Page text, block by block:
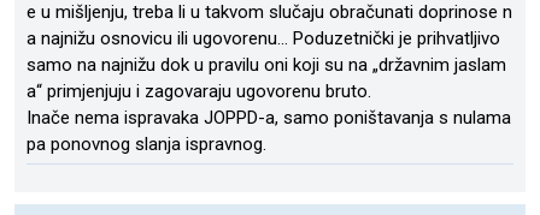
e u mišljenju, treba li u takvom slučaju obračunati doprinose n
a najnižu osnovicu ili ugovorenu… Poduzetnički je prihvatljivo
samo na najnižu dok u pravilu oni koji su na „državnim jaslam
a“ primjenjuju i zagovaraju ugovorenu bruto.
Inače nema ispravaka JOPPD-a, samo poništavanja s nulama
pa ponovnog slanja ispravnog.